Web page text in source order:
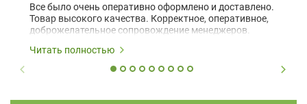
Все было очень оперативно оформлено и доставлено.
Товар высокого качества. Корректное, оперативное,
доброжелательное сопровождение менеджеров.
Читать полностью